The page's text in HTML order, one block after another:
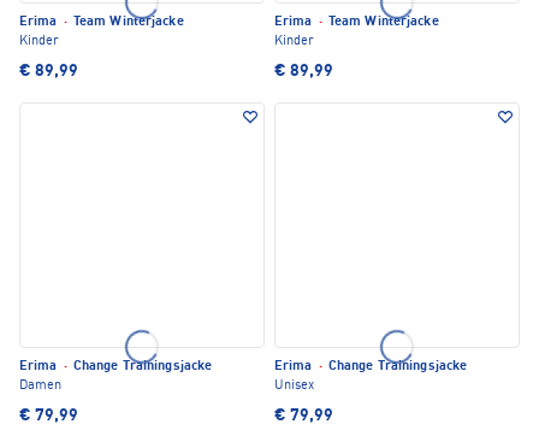
Erima ·
Team Winterjacke
Kinder
€ 89,99
Erima ·
Team Winterjacke
Kinder
€ 89,99
Erima · Change Trainingsjacke
Damen
€ 79,99
Erima · Change Trainingsjacke
Unisex
€ 79,99